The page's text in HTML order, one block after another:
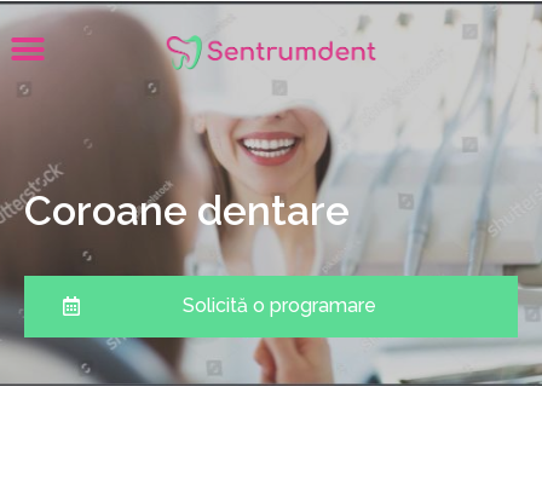
Coroane dentare​
Solicită o programare